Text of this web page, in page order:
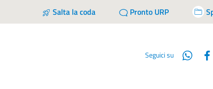
Salta la coda Pronto URP
Seguici su